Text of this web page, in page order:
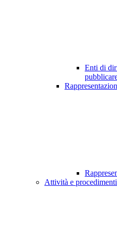
Enti di
Attività e procedimenti